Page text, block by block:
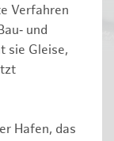
Verfahren
und
sie Gleise,
Hafen, das